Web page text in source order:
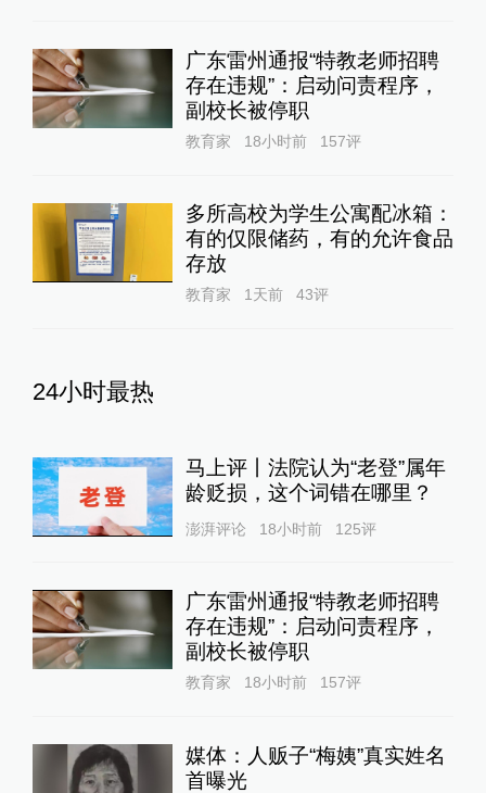
广东雷州通报“特教老师招聘
存在违规”：启动问责程序，
副校长被停职
教育家 18小时前 157评
多所高校为学生公寓配冰箱：
有的仅限储药，有的允许食品
存放
教育家 1天前 43评
24小时最热
马上评丨法院认为“老登”属年
龄贬损，这个词错在哪里？
澎湃评论 18小时前 125评
广东雷州通报“特教老师招聘
存在违规”：启动问责程序，
副校长被停职
教育家 18小时前 157评
媒体：人贩子“梅姨”真实姓名
首曝光